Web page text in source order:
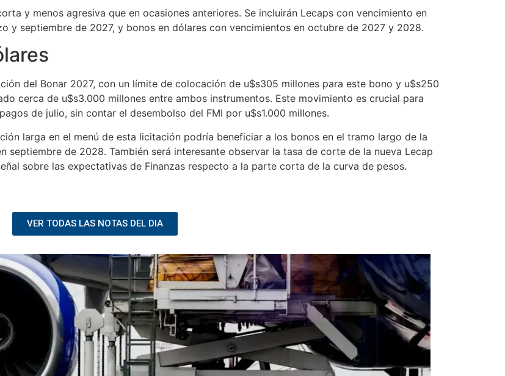
y menos agresiva que en ocasiones anteriores. Se incluirán Lecaps con vencimiento en
y septiembre de 2027, y bonos en dólares con vencimientos en octubre de 2027 y 2028.
del Bonar 2027, con un límite de colocación de u$s305 millones para este bono y u$s250
cerca de u$s3.000 millones entre ambos instrumentos. Este movimiento es crucial para
de julio, sin contar el desembolso del FMI por u$s1.000 millones.
larga en el menú de esta licitación podría beneficiar a los bonos en el tramo largo de la
septiembre de 2028. También será interesante observar la tasa de corte de la nueva Lecap
sobre las expectativas de Finanzas respecto a la parte corta de la curva de pesos.
VER TODAS LAS NOTAS DEL DIA